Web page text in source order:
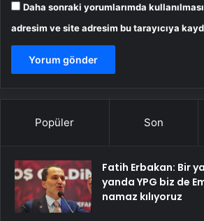
Daha sonraki yorumlarımda
adresim ve site adresim bu tarayıcıya
Popüler Son
Fatih Erbakan: Bir
yanda YPG biz de
namaz kılıyoruz